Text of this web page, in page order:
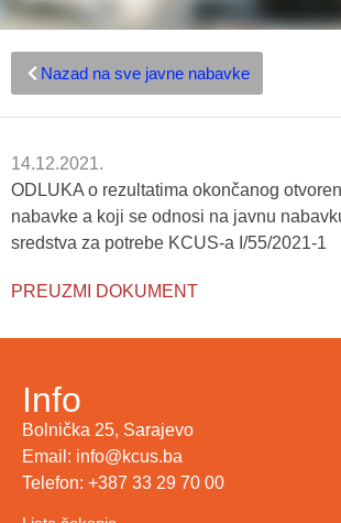
Nazad na sve javne nabavke
14.12.2021.
ODLUKA o rezultatima okončanog
nabavke a koji se odnosi na javnu
sredstva za potrebe KCUS-a I/55/2021-1
PREUZMI DOKUMENT
Info
Bolnička 25, Sarajevo
Email: info@kcus.ba
Telefon: +387 33 29 70 00